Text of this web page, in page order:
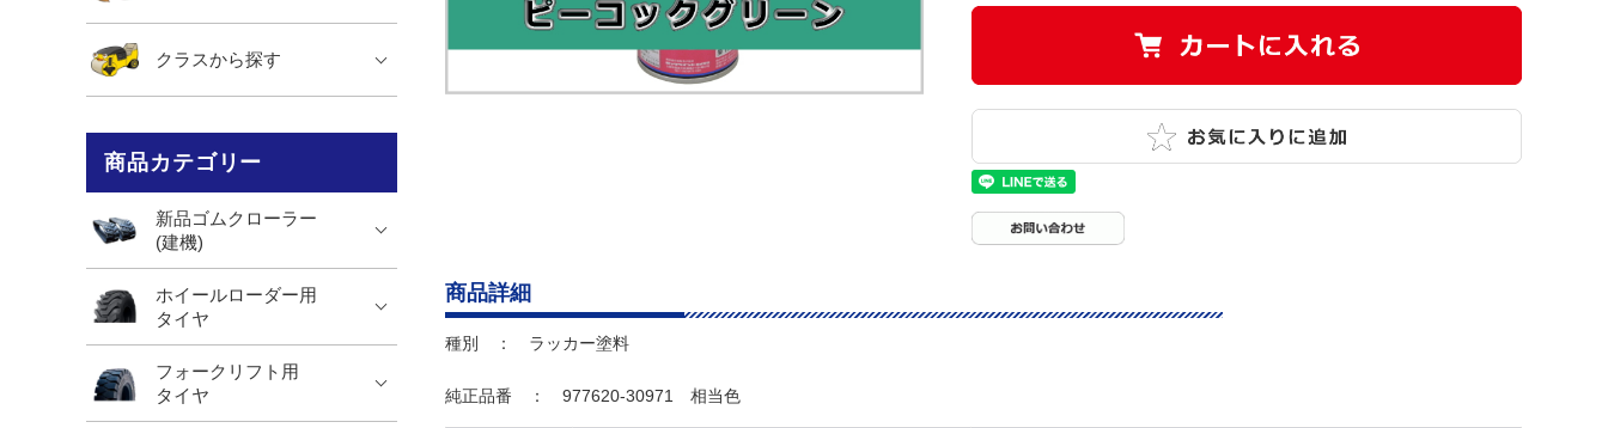
商品詳細
種別 ： ラッカー塗料
純正品番 ： 977620-30971 相当色
クラスから探す
商品カテゴリー
新品ゴムクローラー
(建機)
ホイールローダー用
タイヤ
フォークリフト用
タイヤ